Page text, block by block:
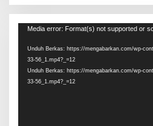
Pemutar
Media error: Format(s) not supported or
Unduh Berkas: https://mengabarkan.com/wp-
33-56_1.mp4?_=12
Unduh Berkas: https://mengabarkan.com/wp-
33-56_1.mp4?_=12